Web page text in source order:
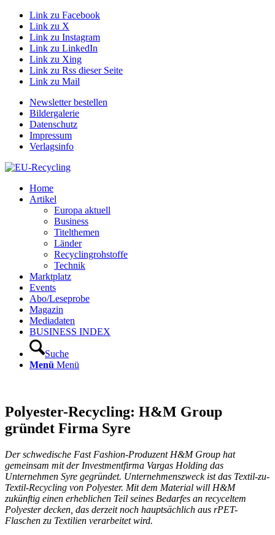
Link zu Facebook
Link zu X
Link zu Instagram
Link zu LinkedIn
Link zu Xing
Link zu Rss dieser Seite
Link zu Mail
Newsletter bestellen
Bildergalerie
Datenschutz
Impressum
Verlagsinfo
Home
Artikel
Europa aktuell
Business
Titelthemen
Länder
Recyclingrohstoffe
Technik
Marktplatz
Events
Abo/Leseprobe
Magazin
Mediadaten
BUSINESS INDEX
Suche
Menü Menü
Polyester-Recycling: H&M Group
gründet Firma Syre
Der schwedische Fast Fashion-Produzent H&M Group hat
gemeinsam mit der Investmentfirma Vargas Holding das
Unternehmen Syre gegründet. Unternehmenszweck ist das Textil-zu-
Textil-Recycling von Polyester. Mit dem Material will H&M
zukünftig einen erheblichen Teil seines Bedarfes an recyceltem
Polyester decken, das derzeit noch hauptsächlich aus rPET-
Flaschen zu Textilien verarbeitet wird.